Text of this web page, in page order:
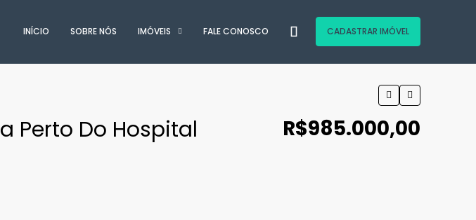
INÍCIO SOBRE NÓS IMÓVEIS FALE CONOSCO CADASTRAR IMÓVEL
Perto Do Hospital
R$985.000,00